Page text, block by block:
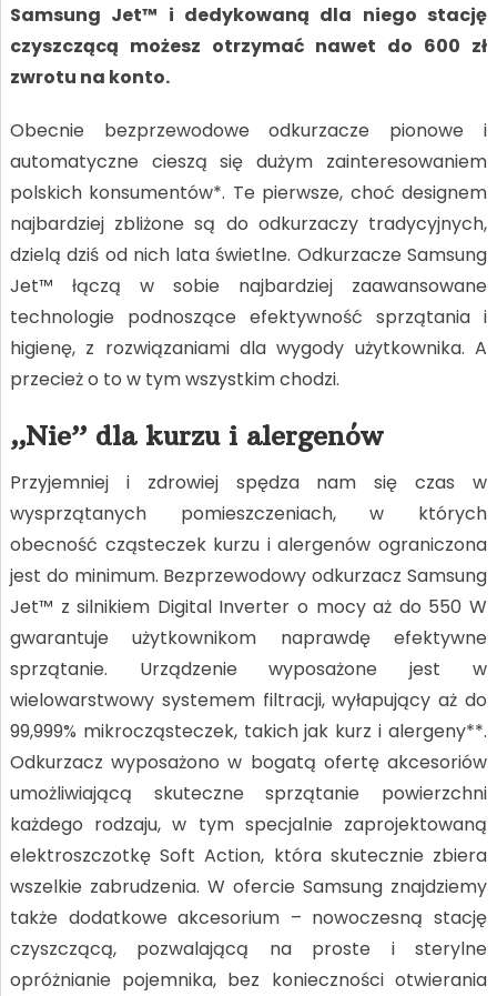
Samsung Jet™ i dedykowaną dla niego stację
czyszczącą możesz otrzymać nawet do 600 zł
zwrotu na konto.
Obecnie bezprzewodowe odkurzacze pionowe i
automatyczne cieszą się dużym zainteresowaniem
polskich konsumentów*. Te pierwsze, choć designem
najbardziej zbliżone są do odkurzaczy tradycyjnych,
dzielą dziś od nich lata świetlne. Odkurzacze Samsung
Jet™ łączą w sobie najbardziej zaawansowane
technologie podnoszące efektywność sprzątania i
higienę, z rozwiązaniami dla wygody użytkownika. A
przecież o to w tym wszystkim chodzi.
„Nie” dla kurzu i alergenów
Przyjemniej i zdrowiej spędza nam się czas w
wysprzątanych pomieszczeniach, w których
obecność cząsteczek kurzu i alergenów ograniczona
jest do minimum. Bezprzewodowy odkurzacz Samsung
Jet™ z silnikiem Digital Inverter o mocy aż do 550 W
gwarantuje użytkownikom naprawdę efektywne
sprzątanie. Urządzenie wyposażone jest w
wielowarstwowy systemem filtracji, wyłapujący aż do
99,999% mikrocząsteczek, takich jak kurz i alergeny**.
Odkurzacz wyposażono w bogatą ofertę akcesoriów
umożliwiającą skuteczne sprzątanie powierzchni
każdego rodzaju, w tym specjalnie zaprojektowaną
elektroszczotkę Soft Action, która skutecznie zbiera
wszelkie zabrudzenia. W ofercie Samsung znajdziemy
także dodatkowe akcesorium – nowoczesną stację
czyszczącą, pozwalającą na proste i sterylne
opróżnianie pojemnika, bez konieczności otwierania